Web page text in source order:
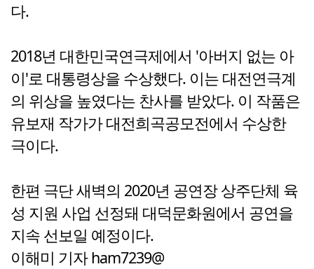
다.
2018년 대한민국연극제에서 '아버지 없는 아
이'로 대통령상을 수상했다. 이는 대전연극계
의 위상을 높였다는 찬사를 받았다. 이 작품은
유보재 작가가 대전희곡공모전에서 수상한
극이다.
한편 극단 새벽의 2020년 공연장 상주단체 육
성 지원 사업 선정돼 대덕문화원에서 공연을
지속 선보일 예정이다.
이해미 기자 ham7239@